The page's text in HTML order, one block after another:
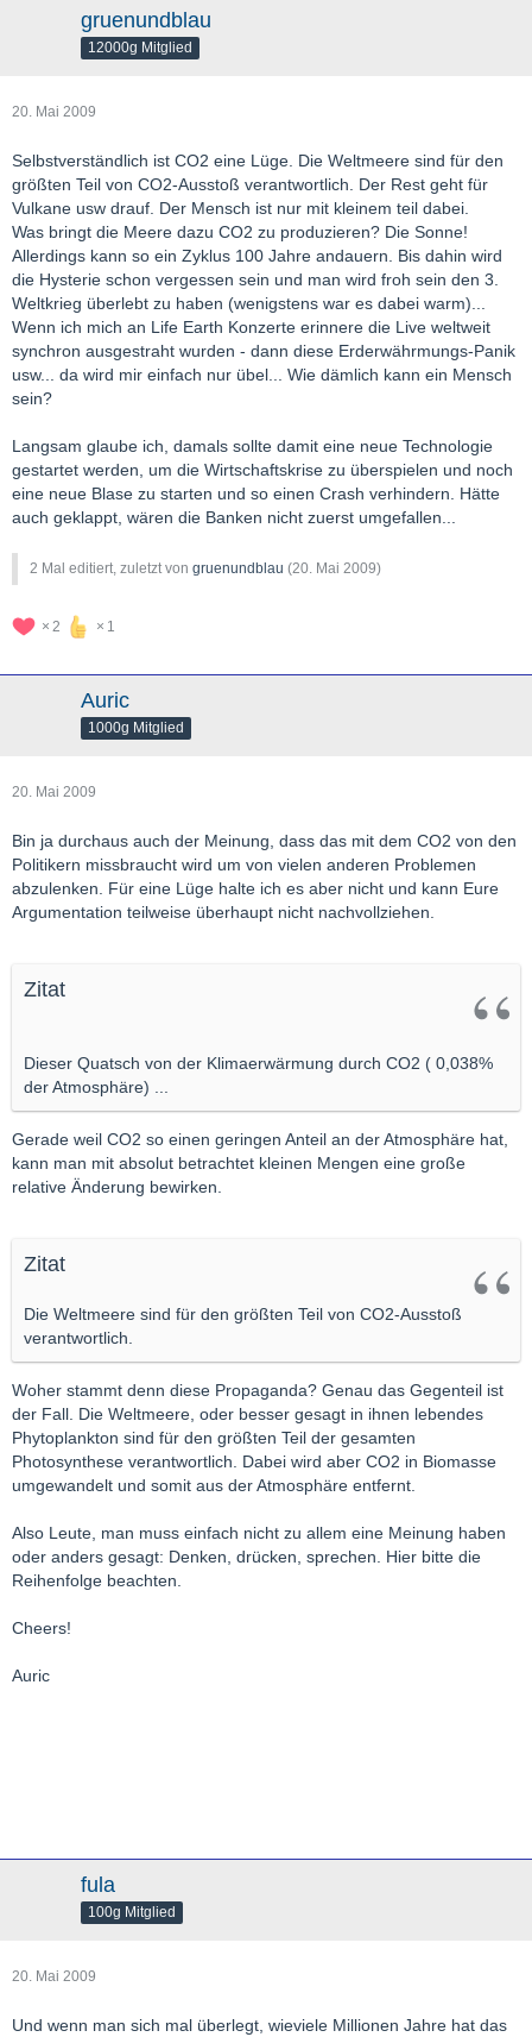
gruenundblau
12000g Mitglied
20. Mai 2009
Selbstverständlich ist CO2 eine Lüge. Die Weltmeere sind für den
größten Teil von CO2-Ausstoß verantwortlich. Der Rest geht für
Vulkane usw drauf. Der Mensch ist nur mit kleinem teil dabei.
Was bringt die Meere dazu CO2 zu produzieren? Die Sonne!
Allerdings kann so ein Zyklus 100 Jahre andauern. Bis dahin wird
die Hysterie schon vergessen sein und man wird froh sein den 3.
Weltkrieg überlebt zu haben (wenigstens war es dabei warm)...
Wenn ich mich an Life Earth Konzerte erinnere die Live weltweit
synchron ausgestraht wurden - dann diese Erderwährmungs-Panik
usw... da wird mir einfach nur übel... Wie dämlich kann ein Mensch
sein?
Langsam glaube ich, damals sollte damit eine neue Technologie
gestartet werden, um die Wirtschaftskrise zu überspielen und noch
eine neue Blase zu starten und so einen Crash verhindern. Hätte
auch geklappt, wären die Banken nicht zuerst umgefallen...
2 Mal editiert, zuletzt von gruenundblau (20. Mai 2009)
2 1
Auric
1000g Mitglied
20. Mai 2009
Bin ja durchaus auch der Meinung, dass das mit dem CO2 von den
Politikern missbraucht wird um von vielen anderen Problemen
abzulenken. Für eine Lüge halte ich es aber nicht und kann Eure
Argumentation teilweise überhaupt nicht nachvollziehen.
Zitat
Dieser Quatsch von der Klimaerwärmung durch CO2 ( 0,038%
der Atmosphäre) ...
Gerade weil CO2 so einen geringen Anteil an der Atmosphäre hat,
kann man mit absolut betrachtet kleinen Mengen eine große
relative Änderung bewirken.
Zitat
Die Weltmeere sind für den größten Teil von CO2-Ausstoß
verantwortlich.
Woher stammt denn diese Propaganda? Genau das Gegenteil ist
der Fall. Die Weltmeere, oder besser gesagt in ihnen lebendes
Phytoplankton sind für den größten Teil der gesamten
Photosynthese verantwortlich. Dabei wird aber CO2 in Biomasse
umgewandelt und somit aus der Atmosphäre entfernt.
Also Leute, man muss einfach nicht zu allem eine Meinung haben
oder anders gesagt: Denken, drücken, sprechen. Hier bitte die
Reihenfolge beachten.
Cheers!
Auric
fula
100g Mitglied
20. Mai 2009
Und wenn man sich mal überlegt, wieviele Millionen Jahre hat das